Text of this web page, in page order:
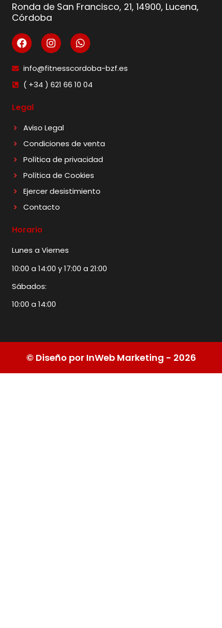
Ronda de San Francisco, 21, 14900, Lucena,
Córdoba
info@fitnesscordoba-bzf.es
( +34 ) 621 66 10 04
Legal
Aviso Legal
Condiciones de venta
Política de privacidad
Política de Cookies
Ejercer desistimiento
Contacto
Horario
Lunes a Viernes
10:00 a 14:00 y 17:00 a 21:00
Sábados:
10:00 a 14:00
© Diseño por InWeb Marketing - 2026